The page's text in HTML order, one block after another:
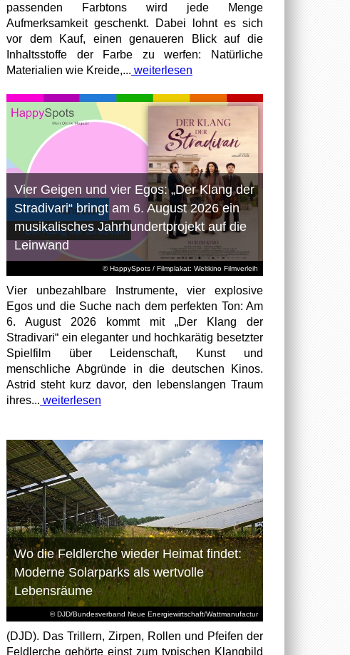
passenden Farbtons wird jede Menge
Aufmerksamkeit geschenkt. Dabei lohnt es sich
vor dem Kauf, einen genaueren Blick auf die
Inhaltsstoffe der Farbe zu werfen: Natürliche
Materialien wie Kreide,... weiterlesen
© HappySpots / Filmplakat: Weltkino Filmverleih
Vier Geigen und vier Egos: „Der Klang der
Stradivari“ bringt am 6. August 2026 ein
musikalisches Jahrhundertprojekt auf die
Leinwand
Vier unbezahlbare Instrumente, vier explosive
Egos und die Suche nach dem perfekten Ton: Am
6. August 2026 kommt mit „Der Klang der
Stradivari“ ein eleganter und hochkarätig besetzter
Spielfilm über Leidenschaft, Kunst und
menschliche Abgründe in die deutschen Kinos.
Astrid steht kurz davor, den lebenslangen Traum
ihres... weiterlesen
© DJD/Bundesverband Neue Energiewirtschaft/Wattmanufactur
Wo die Feldlerche wieder Heimat findet:
Moderne Solarparks als wertvolle
Lebensräume
(DJD). Das Trillern, Zirpen, Rollen und Pfeifen der
Feldlerche gehörte einst zum typischen Klangbild